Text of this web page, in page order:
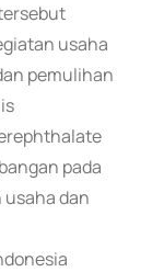
usaha
pemulihan
pada
dan